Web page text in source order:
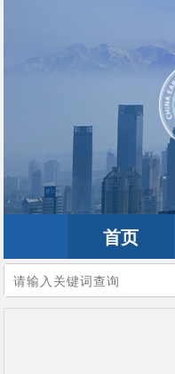
首页
您的当前位置：首页>地震频道